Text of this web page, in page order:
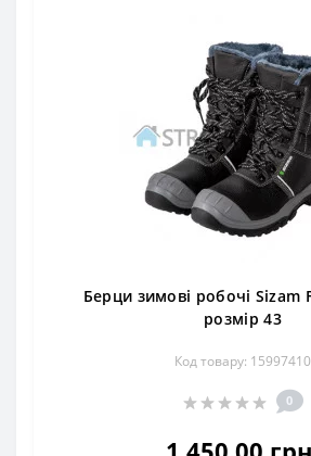
Берци зимові робочі Sizam
розмір 43
Код товару: 15997410
0